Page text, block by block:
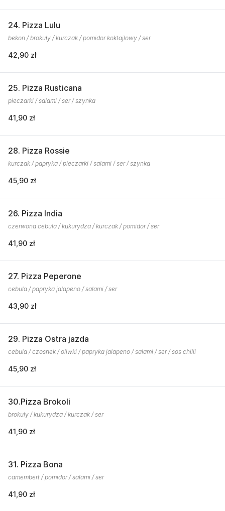
24. Pizza Lulu
bekon / brokuły / kurczak / pomidor koktajlowy / ser
42,90 zł
25. Pizza Rusticana
pieczarki / salami / ser / szynka
41,90 zł
28. Pizza Rossie
kurczak / papryka / pieczarki / salami / ser / szynka
45,90 zł
26. Pizza India
czerwona cebula / kukurydza / kurczak / pomidor / ser
41,90 zł
27. Pizza Peperone
cebula / papryka jalapeno / salami / ser
43,90 zł
29. Pizza Ostra jazda
cebula / czosnek / oliwki / papryka jalapeno / salami / ser / sos chilli
45,90 zł
30.Pizza Brokoli
brokuły / kukurydza / kurczak / ser
41,90 zł
31. Pizza Bona
camembert / pomidor / salami / ser
41,90 zł